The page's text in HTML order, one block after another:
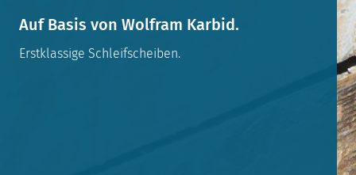
Auf Basis von Wolfram Karbid.
Erstklassige Schleifscheiben.